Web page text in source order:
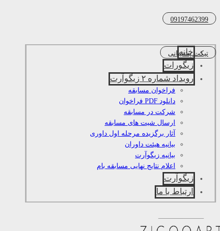
09197462399
تیکت پشتیبانی
خانه
زیگورات
رویداد شماره ۲ زیگوآرت
فراخوان مسابقه
دانلود PDF فراخوان
شرکت در مسابقه
ارسال شیت های مسابقه
آثار برگزیده مرحله اول داوری
بیانیه هیئت داوران
بیانیه زیگوآرت
اعلام نتایج نهایی مسابقه بام
زیگوآرت
ارتباط با ما